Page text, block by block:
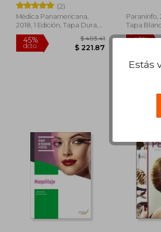
(2)
Médica Panamericana,
2018, 1 Edición, Tapa Dura,
Nuevo
45%
dcto.
Paraninfo,
Tapa
en Buen
Estás